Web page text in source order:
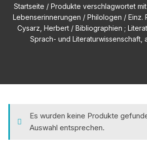
Startseite / Produkte verschlagwortet
Lebenserinnerungen / Philologen / Einz.
Cysarz, Herbert / Bibliographien ;
Sprach- und Literaturwissenschaft,
Es wurden keine Produkte
Auswahl entsprechen.